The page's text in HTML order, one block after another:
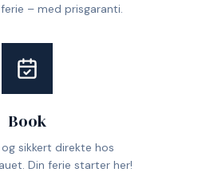
– med prisgaranti.
Book
sikkert direkte hos
Din ferie starter her!